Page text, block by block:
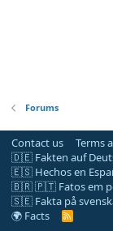
Forums
Contact us Terms
🇩🇪 Fakten auf
🇪🇸 Hechos en
🇧🇷 🇵🇹 Fatos em
🇸🇪 Fakta på
🌍 Facts
R